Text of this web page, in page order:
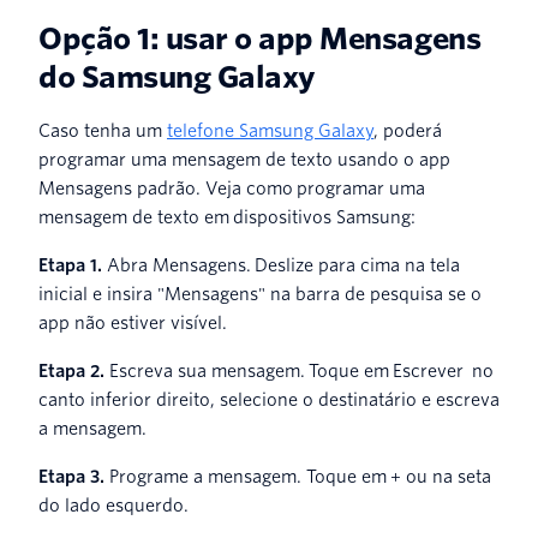
Opção 1: usar o app Mensagens
do Samsung Galaxy
Caso tenha um telefone Samsung Galaxy, poderá
programar uma mensagem de texto usando o app
Mensagens padrão. Veja como programar uma
mensagem de texto em dispositivos Samsung:
Etapa 1. Abra Mensagens. Deslize para cima na tela
inicial e insira "Mensagens" na barra de pesquisa se o
app não estiver visível.
Etapa 2. Escreva sua mensagem. Toque em Escrever no
canto inferior direito, selecione o destinatário e escreva
a mensagem.
Etapa 3. Programe a mensagem. Toque em + ou na seta
do lado esquerdo.